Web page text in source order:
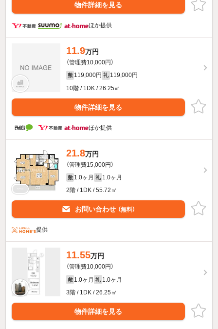
物件詳細を見る
ほか提供
11.9万円
（管理費10,000円）
敷 119,000円 礼 119,000円
10階 / 1DK / 26.25㎡
物件詳細を見る
ほか提供
21.8万円
（管理費15,000円）
敷 1.0ヶ月 礼 1.0ヶ月
2階 / 1DK / 55.72㎡
お問い合わせ （無料）
提供
11.55万円
（管理費10,000円）
敷 1.0ヶ月 礼 1.0ヶ月
3階 / 1DK / 26.25㎡
物件詳細を見る